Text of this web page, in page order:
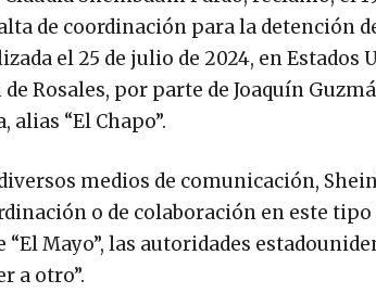
de coordinación para la detención
el 25 de julio de 2024, en
Rosales, por parte de Joaquín
“El Chapo”.
medios de comunicación,
o de colaboración en este
“El Mayo”, las autoridades
a otro”.